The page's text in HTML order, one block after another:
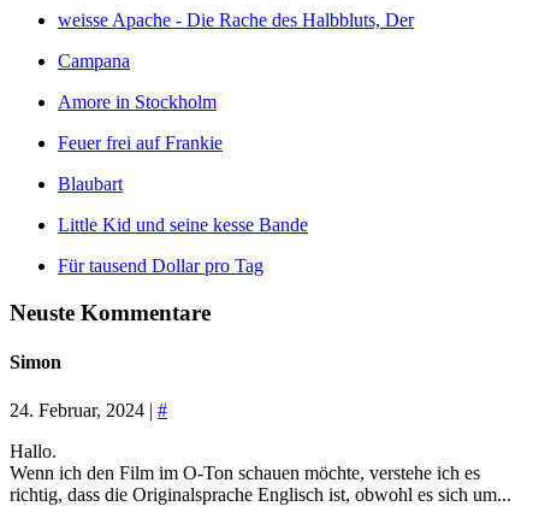
weisse Apache - Die Rache des Halbbluts, Der
Campana
Amore in Stockholm
Feuer frei auf Frankie
Blaubart
Little Kid und seine kesse Bande
Für tausend Dollar pro Tag
Neuste Kommentare
Simon
24. Februar, 2024 | #
Hallo.
Wenn ich den Film im O-Ton schauen möchte, verstehe ich es
richtig, dass die Originalsprache Englisch ist, obwohl es sich um...